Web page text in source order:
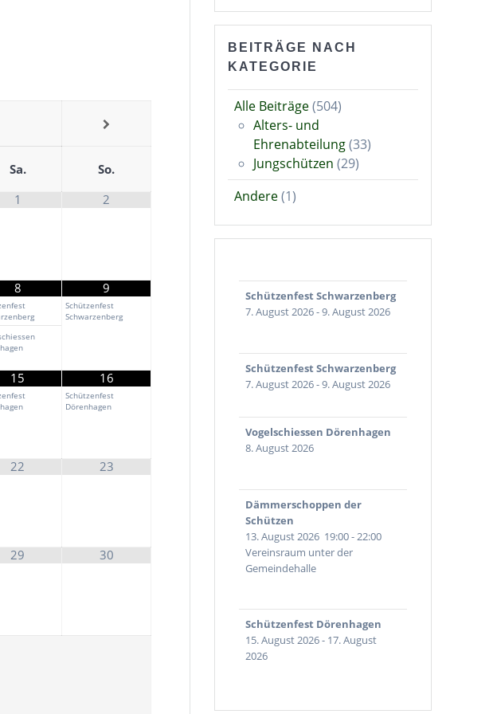
Sa.
So.
1
2
8 9
Schützenfest
Schwarzenberg
15 16
Schützenfest
Dörenhagen
22 23
29 30
BEITRÄGE NACH
KATEGORIE
Alle Beiträge(504)
Alters- und
Ehrenabteilung(33)
Jungschützen (29)
Andere(1)
Schützenfest Schwarzenberg
7. August 2026-9. August 2026
Schützenfest Schwarzenberg
7. August 2026-9. August 2026
Vogelschiessen Dörenhagen
8. August 2026
Dämmerschoppen der
Schützen
13. August 2026 19:00-22:00
Vereinsraum unter der
Gemeindehalle
Schützenfest Dörenhagen
15. August 2026- 17. August
2026